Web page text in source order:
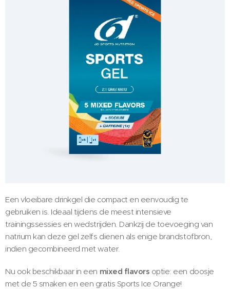
Een vloeibare drinkgel die compact en eenvoudig te
gebruiken is. Ideaal tijdens de meest intensieve
trainingssessies en wedstrijden. Dankzij de toevoeging van
natrium kan deze gel zelfs dienen als enige brandstofbron,
indien gecombineerd met water.
Nu ook beschikbaar in een mixed flavors optie: een doosje
met de 5 smaken en een gratis Sports Ice Orange!